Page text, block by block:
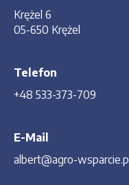
Krężel 6
05-650 Krężel
Telefon
+48 533-373-709
E-Mail
albert@agro-wsparcie.pl